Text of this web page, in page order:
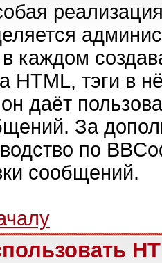
в каждом
HTML, тэги в
даёт
За
по
сообщений.